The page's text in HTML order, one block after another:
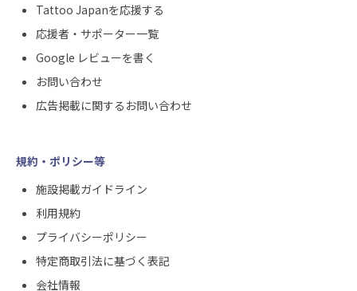
Tattoo Japanを応援する
応援者・サポーター一覧
Google レビューを書く
お問い合わせ
広告掲載に関するお問い合わせ
規約・ポリシー等
施設掲載ガイドライン
利用規約
プライバシーポリシー
特定商取引法に基づく表記
会社情報